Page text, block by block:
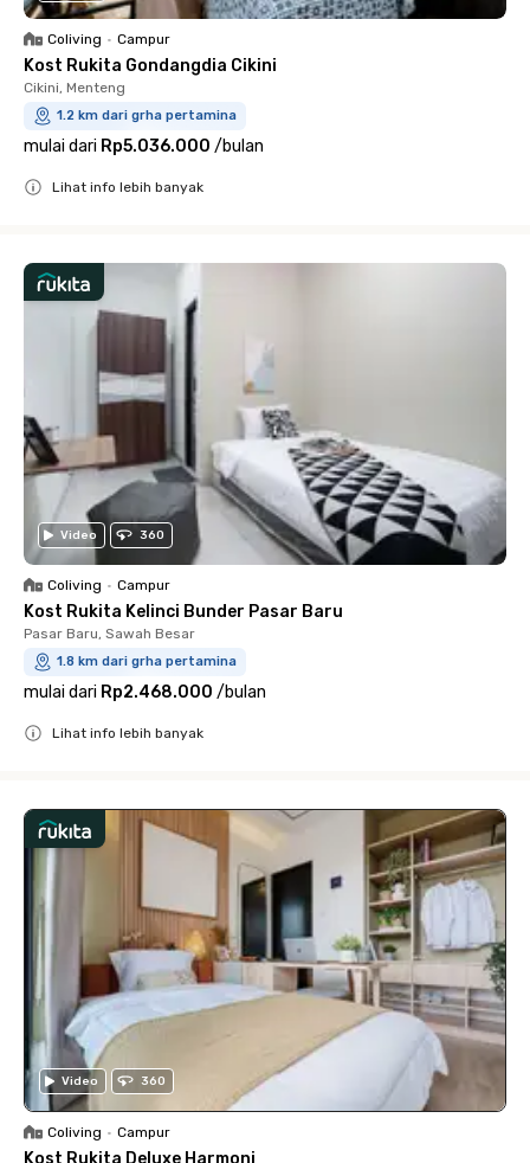
Coliving • Campur
Kost Rukita Gondangdia Cikini
Cikini, Menteng
1.2 km dari grha pertamina
mulai dari Rp5.036.000 /bulan
Lihat info lebih banyak
Video 360
Coliving • Campur
Kost Rukita Kelinci Bunder Pasar Baru
Pasar Baru, Sawah Besar
1.8 km dari grha pertamina
mulai dari Rp2.468.000 /bulan
Lihat info lebih banyak
Video 360
Coliving • Campur
Kost Rukita Deluxe Harmoni